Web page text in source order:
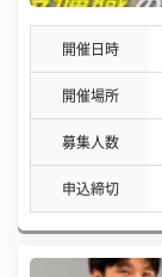
開催日時
開催場所
募集人数
申込締切